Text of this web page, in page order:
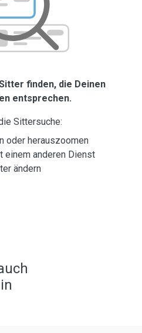
finden, die Deinen
entsprechen.
Sittersuche:
oder herauszoomen
einem anderen Dienst
ändern